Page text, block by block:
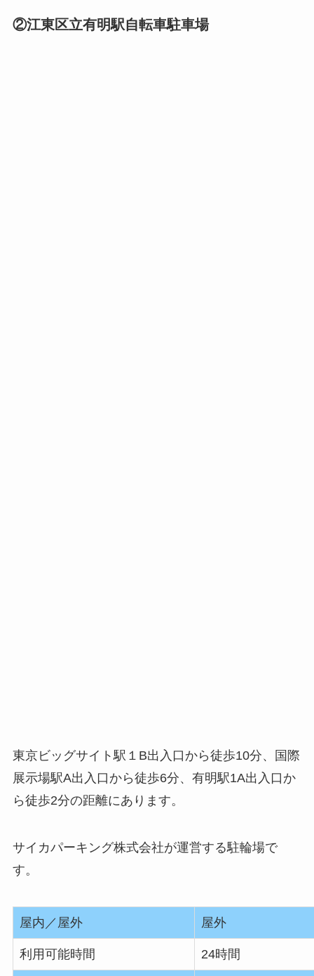
②江東区立有明駅自転車駐車場
東京ビッグサイト駅１B出入口から徒歩10分、国際
展示場駅A出入口から徒歩6分、有明駅1A出入口か
ら徒歩2分の距離にあります。
サイカパーキング株式会社が運営する駐輪場で
す。
屋内／屋外 屋外
利用可能時間 24時間